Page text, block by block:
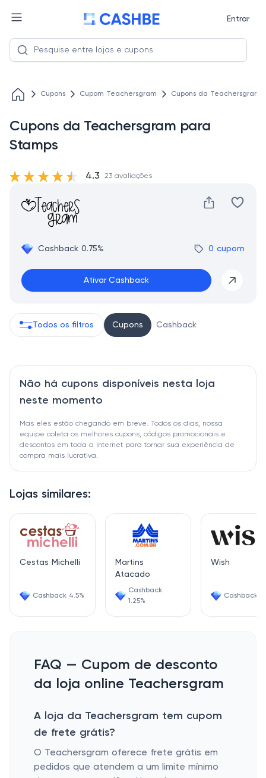
Entrar
Cupons Cupom Teachersgram Cupons da Teachersgram
Cupons da Teachersgram para
Stamps
Cashback 0.75% 0 cupom
Ativar Cashback
4.3 23 avaliações
Lojas similares:
Cestas Michelli
Cashback 4.5%
Martins
Atacado
Cashback
1.25%
Wish
Cashback
Todos os filtros Cupons Cashback
Não há cupons disponíveis nesta loja
neste momento
Mas eles estão chegando em breve. Todos os dias, nossa
equipe coleta os melhores cupons, códigos promocionais e
descontos em toda a Internet para tornar sua experiência de
compra mais lucrativa.
FAQ — Cupom de desconto
da loja online Teachersgram
A loja da Teachersgram tem cupom
de frete grátis?
O Teachersgram oferece frete grátis em
pedidos que atendem a um limite mínimo